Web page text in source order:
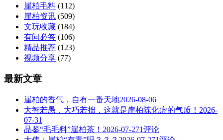
崖柏毛料 (112)
崖柏资讯 (509)
文玩收藏 (184)
有问必答 (106)
精品推荐 (123)
视频分享 (77)
最新文章
崖柏的香气，自有一番天地2026-08-06
大智若愚，大巧若拙，这就是崖柏陈化瘤的气质！ 2026-
07-31
品鉴“毛毛料”崖柏茶！ 2026-07-271评论